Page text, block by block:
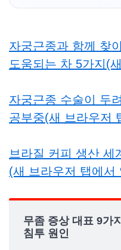
자궁근종과 함께 찾
도움되는 차 5가지(
자궁근종 수술이 두
공부중(새 브라우저
브라질 커피 생산 세
(새 브라우저 탭에서
무좀 증상 대표 9가
침투 원인